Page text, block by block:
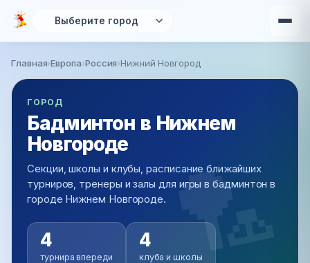
Перейти к основному содержанию
Вы здесь
Главная›Европа›Россия›Нижний Новгород
ГОРОД
Бадминтон в Нижнем
Новгороде
Секции, школы и клубы, расписание ближайших
турниров, тренеры и залы для игры в бадминтон в
городе Нижнем Новгороде.
4
турнира впереди
4
клуба и школы